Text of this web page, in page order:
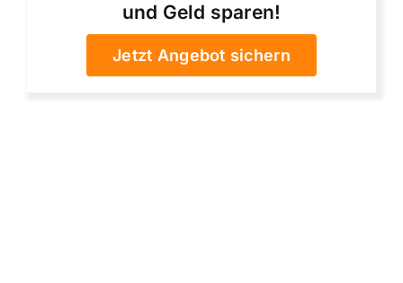
und Geld sparen!
Jetzt Angebot sichern